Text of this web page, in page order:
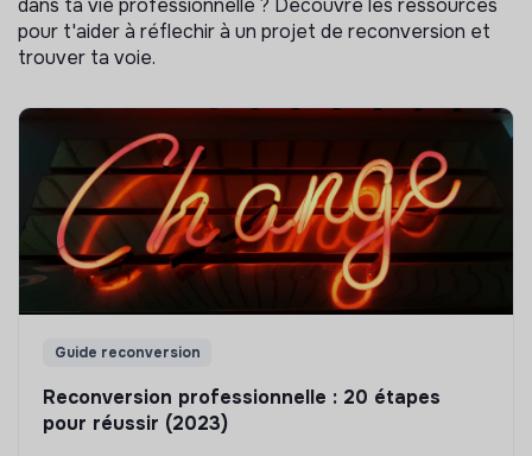
dans ta vie professionnelle ? Découvre les ressources
pour t'aider à réflechir à un projet de reconversion et
trouver ta voie.
Guide reconversion
Reconversion professionnelle : 20 étapes
pour réussir (2023)